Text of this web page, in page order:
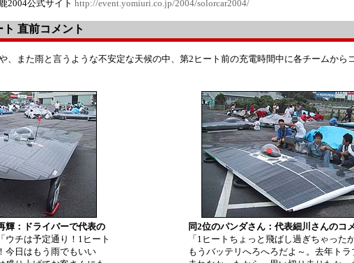
2004公式サイト http://event.yomiuri.co.jp/2004/solorcar2004/
直前コメント
、また雨と言うような不安定な天候の中、第2ヒート前の充電時間中に各チームから
輝：ドライバーで代表の
「ウチは予定通り！1ヒート
今日はもう雨でもいい
同2位のパンダさん：代表細川さんのコ
「1ヒートちょっと飛ばし過ぎちゃった
もうバッテリへろへろだよ～。去年トラ